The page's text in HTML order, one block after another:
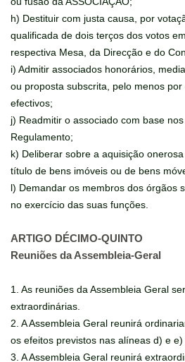
h) Destituir com justa causa, por
qualificada de dois terços dos votos
respectiva Mesa, da Direcção e do
i) Admitir associados honorários,
ou proposta subscrita, pelo menos
efectivos;
j) Readmitir o associado com base
Regulamento;
k) Deliberar sobre a aquisição
título de bens imóveis ou de bens
l) Demandar os membros dos órgãos
no exercício das suas funções.
ARTIGO DÉCIMO-QUINTO
Reuniões da Assembleia-Geral
1. As reuniões da Assembleia Geral
extraordinárias.
2. A Assembleia Geral reunirá
os efeitos previstos nas alíneas d) e
3. A Assembleia Geral reunirá